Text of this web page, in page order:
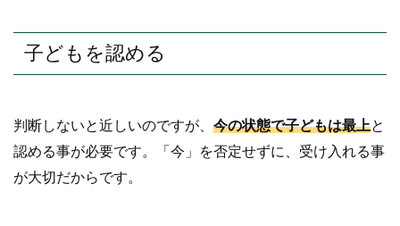
子どもを認める
判断しないと近しいのですが、 今の状態で子どもは最上と
認める事が必要です。「今」を否定せずに、受け入れる事
が大切だからです。